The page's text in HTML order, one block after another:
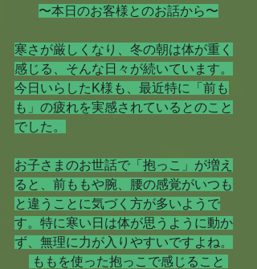
〜本日のお客様とのお話から〜
寒さが厳しくなり、冬の朝は体が重く
感じる、そんな日々が続いています。
今日いらしたK様も、最近特に「前も
も」の疲れを実感されているとのこと
でした。
お子さまのお世話で「抱っこ」が増え
ると、前ももや腕、腰の感覚がいつも
と違うことに気づく方が多いようで
す。特に寒い日は体が思うように動か
ず、無理に力が入りやすいですよね。
ももを使った抱っこで感じること